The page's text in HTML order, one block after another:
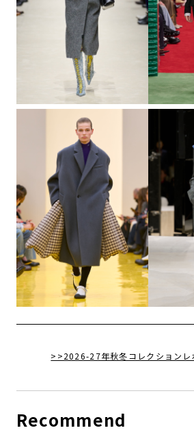
>>2026-27年秋冬コレクションレ
Recommend